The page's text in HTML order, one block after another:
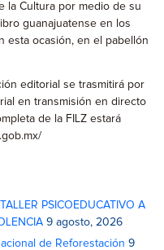
la Cultura por medio de su
guanajuatense en los
esta ocasión, en el pabellón
editorial se trasmitirá por
en transmisión en directo
de la FILZ estará
PSICOEDUCATIVO A
9 agosto, 2026
de Reforestación 9